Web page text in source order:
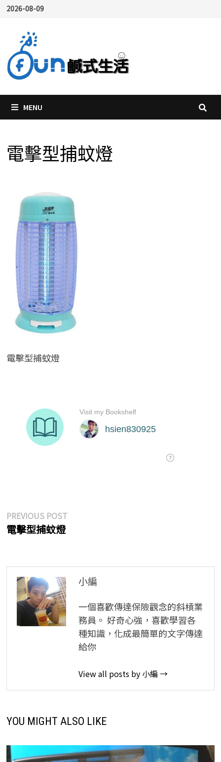
Skip
content
2026-08-09
MENU
電擊型捕蚊燈
電擊型捕蚊燈
文
章
覽
PREVIOUS POSTPrevious
電擊型捕蚊燈
小編
一個喜歡傳達保險觀念的斜槓業
務員。 好奇心強，喜歡學習各
種知識，化成最簡單的文字傳達
給你
View all posts by 小編 →
YOU MIGHT ALSO LIKE